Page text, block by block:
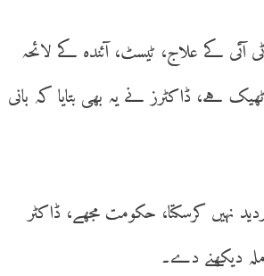
کے علاج، ٹیسٹ، آئندہ کے لائحہ
ہے، ڈاکٹرز نے یہ بھی بتایا کہ بانی
نہیں کرسکتا، حکومت مجھے، ڈاکٹر
دیکھنے دے۔